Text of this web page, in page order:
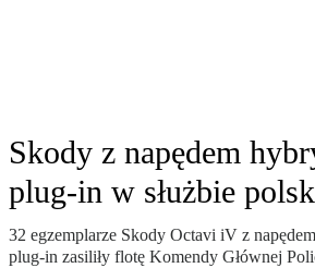
Skody z napędem
plug-in w służbie
32 egzemplarze Skody Octavi iV z
plug-in zasiliły flotę Komendy Głównej